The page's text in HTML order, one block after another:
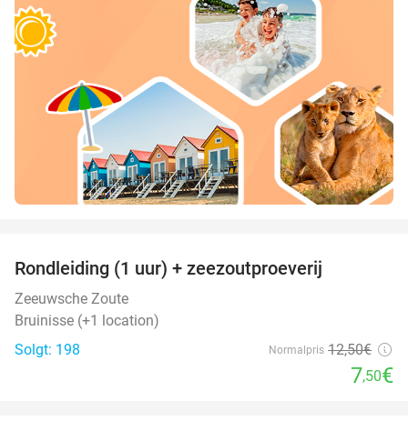
Rondleiding (1 uur) + zeezoutproeverij
Zeeuwsche Zoute
Bruinisse (+1 location)
Solgt: 198
Normalpris 12,50€
7,50€